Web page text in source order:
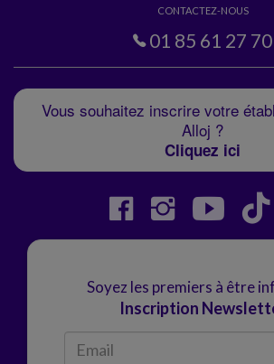
CONTACTEZ-NOUS
01 85 61 27 70
Vous souhaitez inscrire votre
Alloj ?
Cliquez ici
Soyez les premiers à être
Inscription